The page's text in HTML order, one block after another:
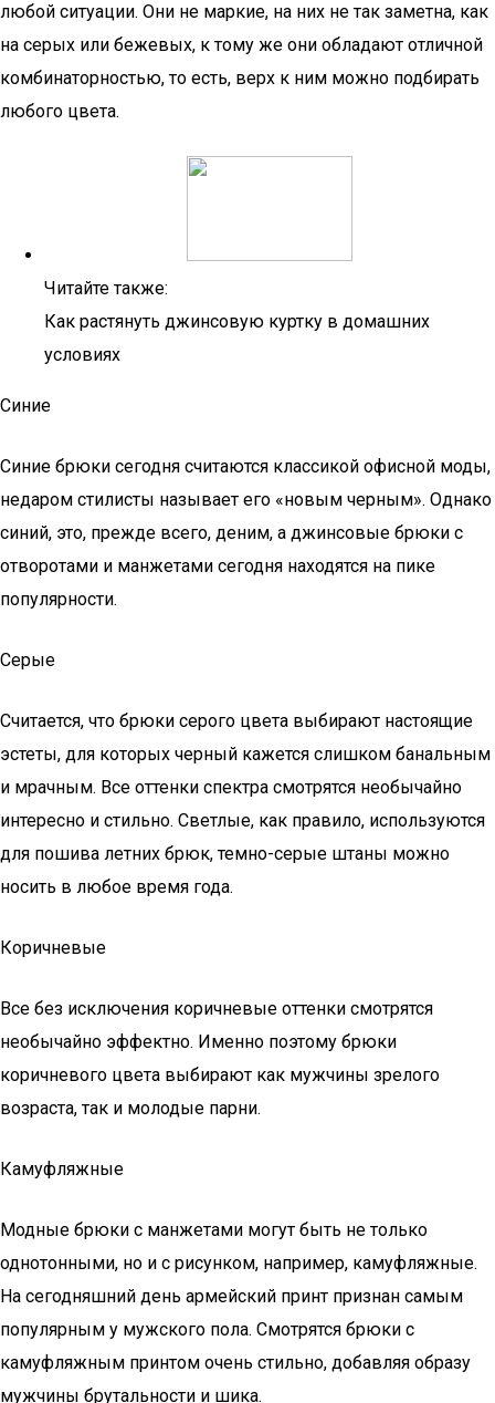
любой ситуации. Они не маркие, на них не так заметна, как
на серых или бежевых, к тому же они обладают отличной
комбинаторностью, то есть, верх к ним можно подбирать
любого цвета.
Читайте также:
Как растянуть джинсовую куртку в домашних
условиях
Синие
Синие брюки сегодня считаются классикой офисной моды,
недаром стилисты называет его «новым черным». Однако
синий, это, прежде всего, деним, а джинсовые брюки с
отворотами и манжетами сегодня находятся на пике
популярности.
Серые
Считается, что брюки серого цвета выбирают настоящие
эстеты, для которых черный кажется слишком банальным
и мрачным. Все оттенки спектра смотрятся необычайно
интересно и стильно. Светлые, как правило, используются
для пошива летних брюк, темно-серые штаны можно
носить в любое время года.
Коричневые
Все без исключения коричневые оттенки смотрятся
необычайно эффектно. Именно поэтому брюки
коричневого цвета выбирают как мужчины зрелого
возраста, так и молодые парни.
Камуфляжные
Модные брюки с манжетами могут быть не только
однотонными, но и с рисунком, например, камуфляжные.
На сегодняшний день армейский принт признан самым
популярным у мужского пола. Смотрятся брюки с
камуфляжным принтом очень стильно, добавляя образу
мужчины брутальности и шика.